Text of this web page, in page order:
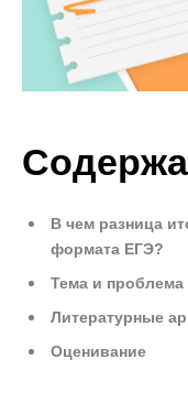
В чем разница
формата ЕГЭ?
Тема и проблема
Литературные
Оценивание